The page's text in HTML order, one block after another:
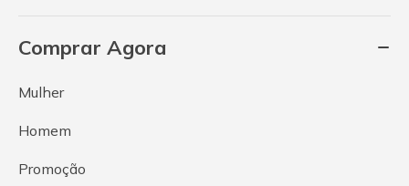
Comprar Agora
Mulher
Homem
Promoção